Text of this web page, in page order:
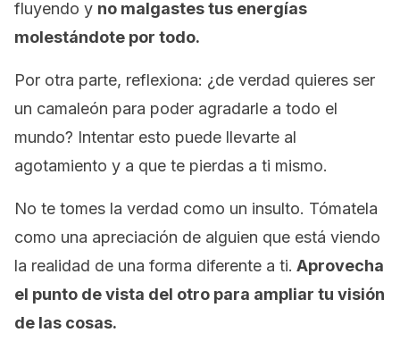
fluyendo y no malgastes tus energías
molestándote por todo.
Por otra parte, reflexiona: ¿de verdad quieres ser
un camaleón para poder agradarle a todo el
mundo? Intentar esto puede llevarte al
agotamiento y a que te pierdas a ti mismo.
No te tomes la verdad como un insulto. Tómatela
como una apreciación de alguien que está viendo
la realidad de una forma diferente a ti. Aprovecha
el punto de vista del otro para ampliar tu visión
de las cosas.